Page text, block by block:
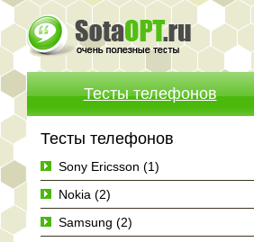
Тесты телефонов
Тесты телефонов
Sony Ericsson (1)
Nokia (2)
Samsung (2)